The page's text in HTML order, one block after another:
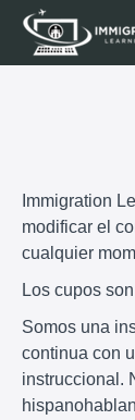
Immigration
modificar el
cualquier
Los cupos
Somos una
continua con
instruccional.